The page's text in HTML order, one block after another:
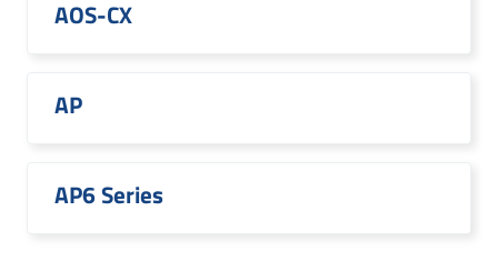
AOS-CX
AP
AP6 Series